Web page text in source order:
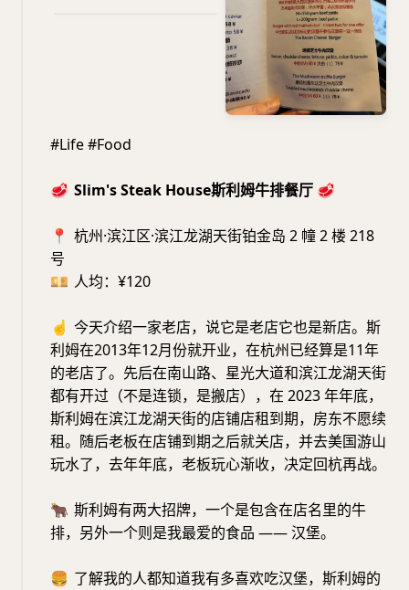
#Life #Food
🥩 Slim's Steak House斯利姆牛排餐厅 🥩
📍 杭州·滨江区·滨江龙湖天街铂金岛 2 幢 2 楼 218
号
💴 人均：¥120
☝️ 今天介绍一家老店，说它是老店它也是新店。斯
利姆在2013年12月份就开业，在杭州已经算是11年
的老店了。先后在南山路、星光大道和滨江龙湖天街
都有开过（不是连锁，是搬店），在 2023 年年底，
斯利姆在滨江龙湖天街的店铺店租到期，房东不愿续
租。随后老板在店铺到期之后就关店，并去美国游山
玩水了，去年年底，老板玩心渐收，决定回杭再战。
🐂 斯利姆有两大招牌，一个是包含在店名里的牛
排，另外一个则是我最爱的食品 —— 汉堡。
🍔 了解我的人都知道我有多喜欢吃汉堡，斯利姆的